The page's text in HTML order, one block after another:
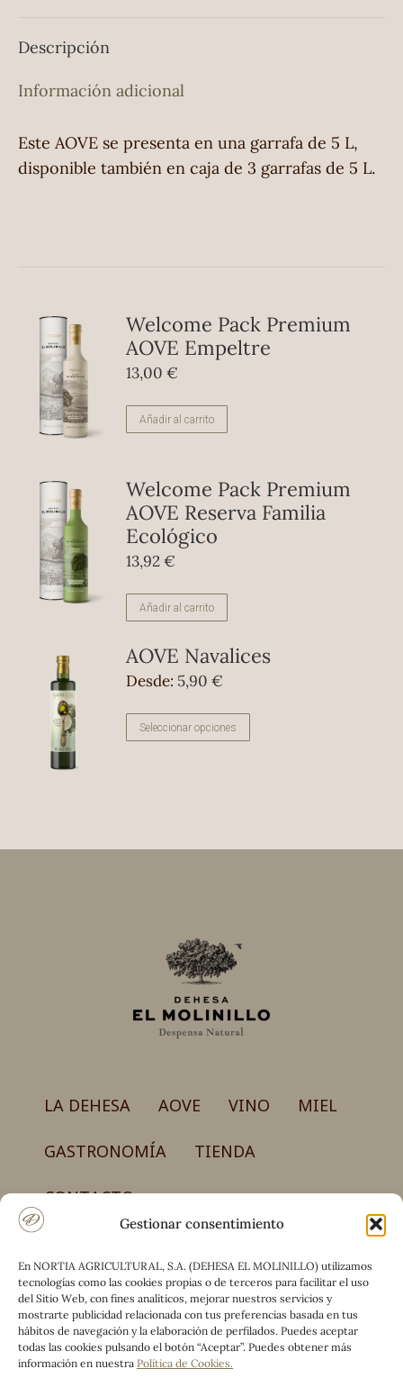
Gestionar consentimiento
En NORTIA AGRICULTURAL, S.A. (DEHESA EL MOLINILLO) utilizamos
tecnologías como las cookies propias o de terceros para facilitar el uso
del Sitio Web, con fines analíticos, mejorar nuestros servicios y
mostrarte publicidad relacionada con tus preferencias basada en tus
hábitos de navegación y la elaboración de perfilados. Puedes aceptar
todas las cookies pulsando el botón “Aceptar”. Puedes obtener más
información en nuestra Política de Cookies.
Descripción
Información adicional
Este AOVE se presenta en una garrafa de 5 L,
disponible también en caja de 3 garrafas de 5 L.
Welcome Pack Premium
AOVE Empeltre
13,00 €
Añadir al carrito
Welcome Pack Premium
AOVE Reserva Familia
Ecológico
13,92€
Añadir al carrito
AOVE Navalices
Desde: 5,90 €
Seleccionar opciones
Las
página
LA DEHESA AOVE VINO MIEL
GASTRONOMÍA TIENDA
CONTACTO
NORTIA AGRICULTURAL, S.A.
Carretera CM-4017, km 50 – Finca el Molinillo
13194 Retuerta del Bullaque (Ciudad Real)
(+34) 925 590 660 / (+34) 690 776 442